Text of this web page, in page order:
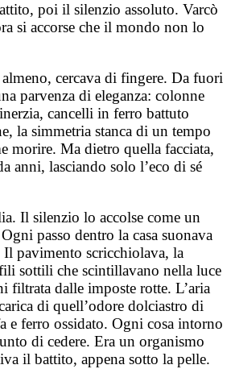
poi il silenzio assoluto. Varcò
si accorse che il mondo non lo
cercava di fingere. Da fuori
parvenza di eleganza: colonne
cancelli in ferro battuto
la simmetria stanca di un tempo
morire. Ma dietro quella facciata,
anni, lasciando solo l’eco di sé
Il silenzio lo accolse come un
passo dentro la casa suonava
Il pavimento scricchiolava, la
sottili che scintillavano nella luce
filtrata dalle imposte rotte. L’aria
di quell’odore dolciastro di
e ferro ossidato. Ogni cosa intorno
di cedere. Era un organismo
il battito, appena sotto la pelle.